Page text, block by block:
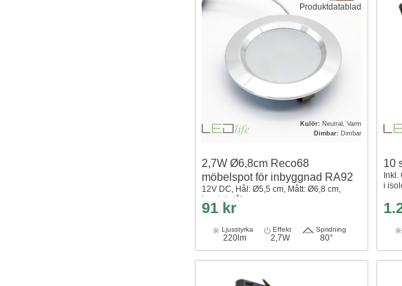
Produktdatablad
Kulör: Neutral, Varm
Dimbar: Dimbar
2,7W Ø6,8cm Reco68
möbelspot för inbyggnad RA92
12V DC, Hål: Ø5,5 cm, Mått: Ø6,8 cm,
borstat stål
91 kr
Ljusstyrka
220lm
Effekt
2,7W
Spridning
80°
10
Inkl.
i